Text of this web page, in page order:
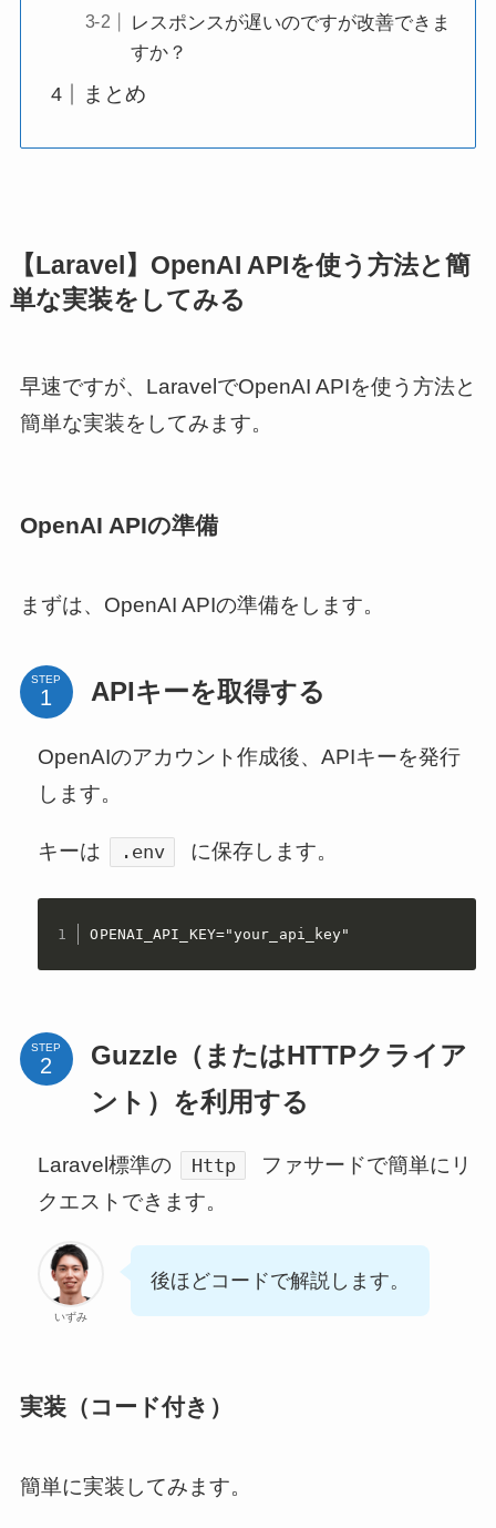
レスポンスが遅いのですが改善できま
すか？
まとめ
【Laravel】OpenAI APIを使う方法と簡
単な実装をしてみる
早速ですが、LaravelでOpenAI APIを使う方法と
簡単な実装をしてみます。
OpenAI APIの準備
まずは、OpenAI APIの準備をします。
STEP APIキーを取得する
OpenAIのアカウント作成後、APIキーを発行
します。
キーは .env に保存します。
OPENAI_API_KEY="your_api_key"
STEP
Guzzle（またはHTTPクライア
ント）を利用する
Laravel標準の Http
ファサードで簡単にリ
クエストできます。
いずみ
後ほどコードで解説します。
実装（コード付き）
簡単に実装してみます。